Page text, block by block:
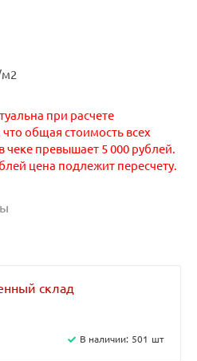
м2
при расчете
общая стоимость всех
превышает 5 000 рублей.
цена подлежит пересчету.
склад
В наличии: 501 шт